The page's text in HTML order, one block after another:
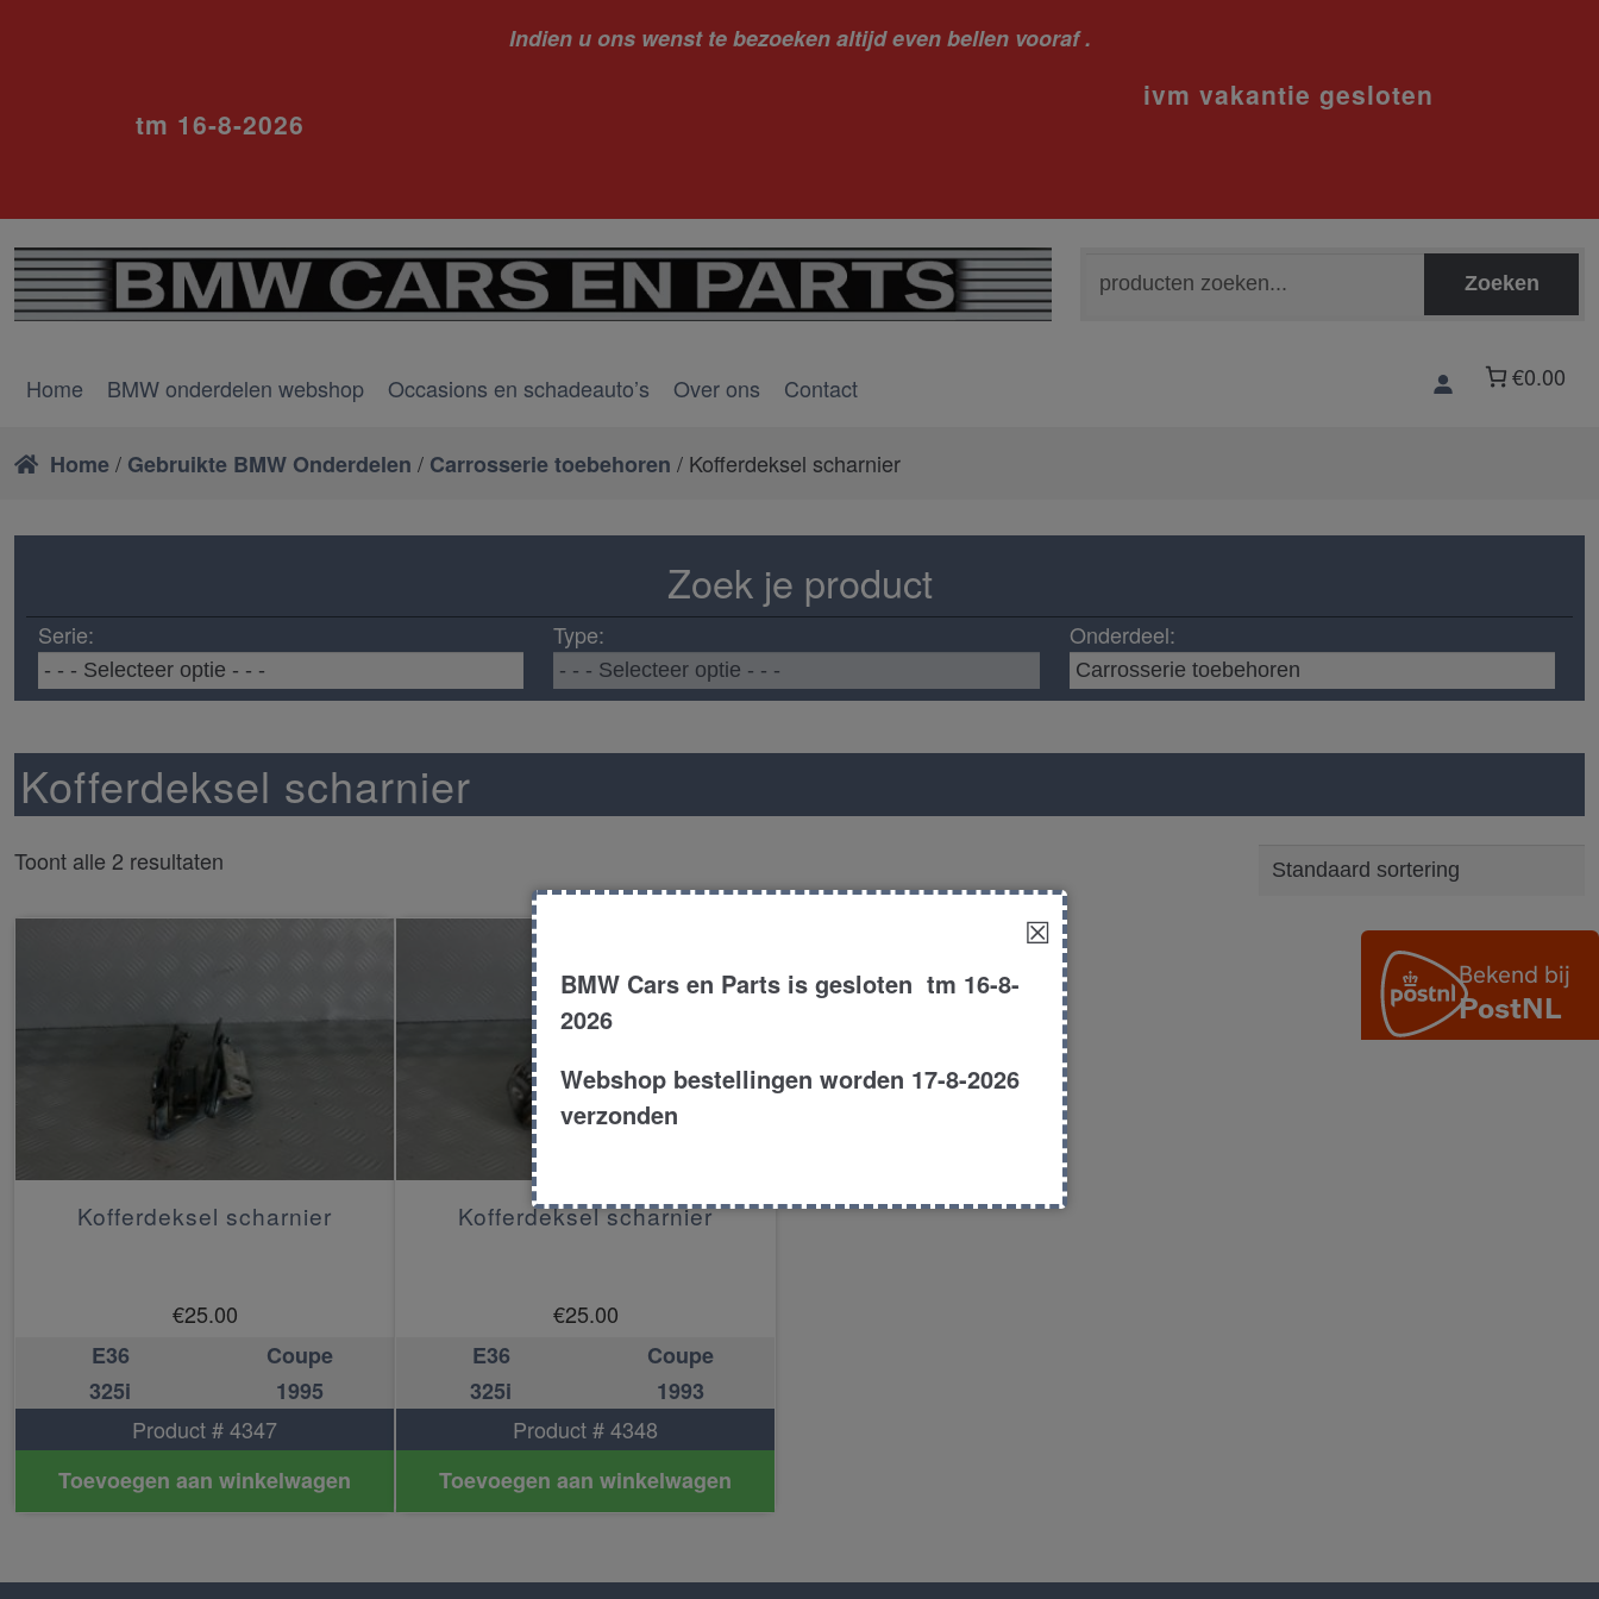
Indien u ons wenst te bezoeken altijd even bellen vooraf .
ivm vakantie gesloten
tm 16-8-2026
naar:
Zoeken
Home BMW onderdelen webshop Occasions en schadeauto’s Over ons Contact €0.00
Home/ Gebruikte BMW Onderdelen / Carrosserie toebehoren / Kofferdeksel scharnier
Zoek je product
Serie: Type: Onderdeel:
Kofferdeksel scharnier
Toont alle 2 resultaten
Kofferdeksel scharnier
€25.00
E36
Coupe
325i
1995
Product # 4347
Toevoegen aan winkelwagen
Kofferdeksel scharnier
€25.00
E36
Coupe
325i
1993
Product # 4348
Toevoegen aan winkelwagen
☒
BMW Cars en Parts is gesloten tm 16-8-
2026
Webshop bestellingen worden 17-8-2026
verzonden